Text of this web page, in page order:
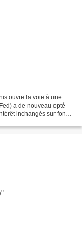
ouvre la voie à une
a de nouveau opté
inchangés sur fond